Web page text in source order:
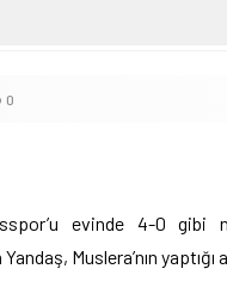
0
evinde 4-0
Muslera’nın